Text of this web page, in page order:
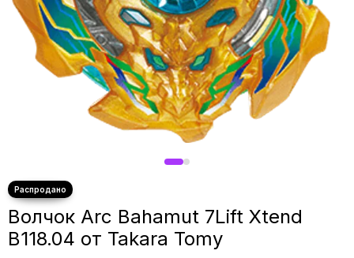
Волчок Arc Bahamut 7Lift Xtend
B118.04 от Takara Tomy